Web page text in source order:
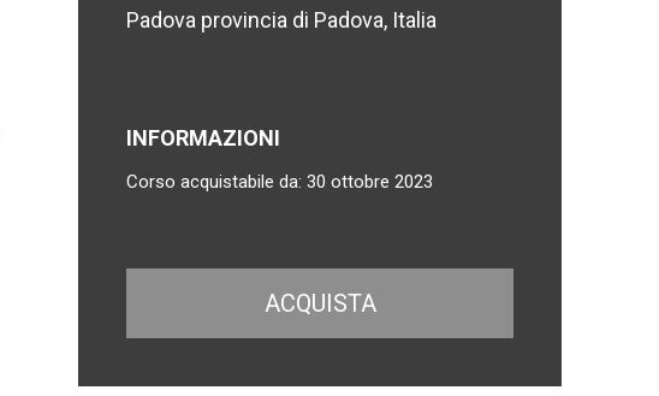
Padova provincia di Padova, Italia
INFORMAZIONI
Corso acquistabile da: 30 ottobre 2023
ACQUISTA